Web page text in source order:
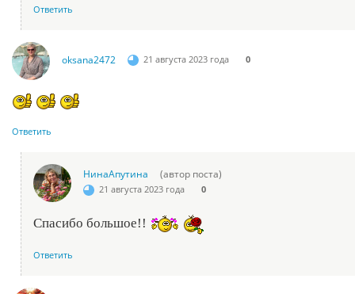
Ответить
oksana2472 21 августа 2023 года 0
Ответить
НинаАпутина (автор поста)
21 августа 2023 года 0
Спасибо большое!!
Ответить